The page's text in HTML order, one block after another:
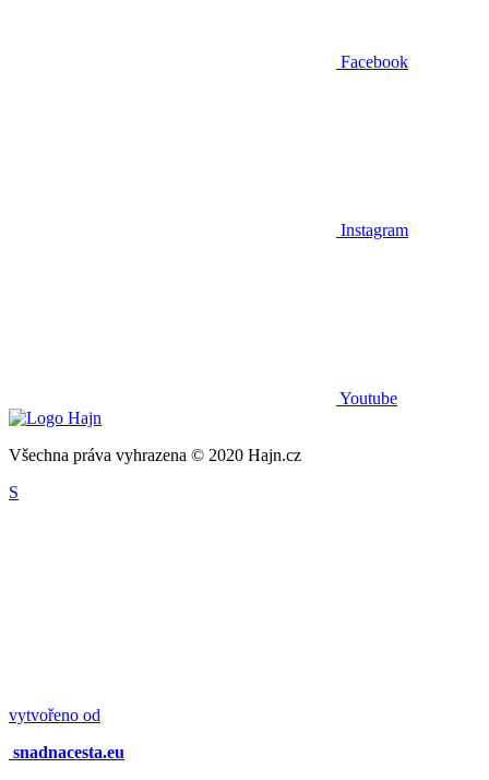
Facebook
Instagram
Youtube
Všechna práva vyhrazena © 2020 Hajn.cz
S
vytvořeno od
snadnacesta.eu